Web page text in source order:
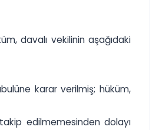
davalı vekilinin aşağıdaki
karar verilmiş; hüküm,
edilmemesinden dolayı